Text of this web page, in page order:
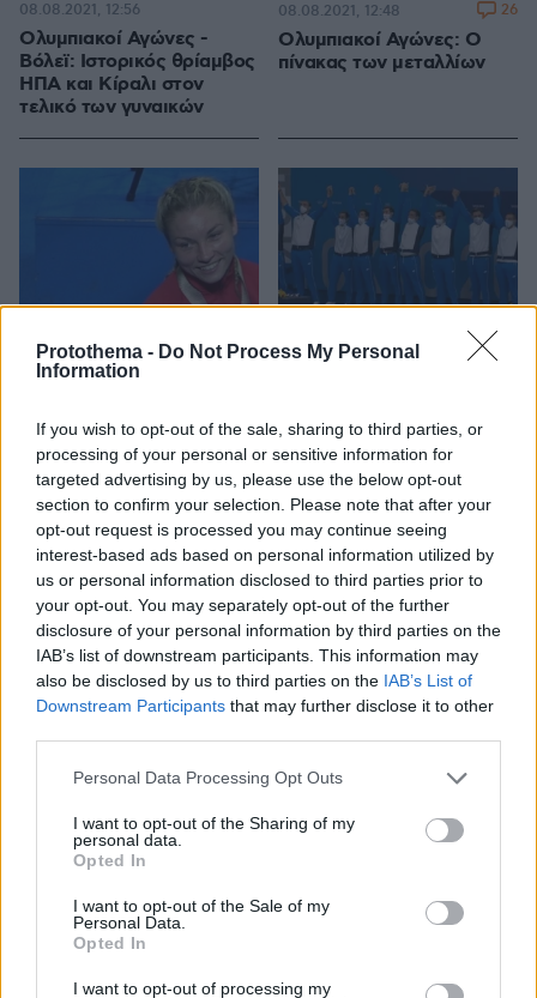
Protothema - Do Not Process My Personal
Information
If you wish to opt-out of the sale, sharing to third parties, or
processing of your personal or sensitive information for
targeted advertising by us, please use the below opt-out
section to confirm your selection. Please note that after your
opt-out request is processed you may continue seeing
interest-based ads based on personal information utilized by
us or personal information disclosed to third parties prior to
your opt-out. You may separately opt-out of the further
disclosure of your personal information by third parties on the
IAB’s list of downstream participants. This information may
also be disclosed by us to third parties on the IAB’s List of
Downstream Participants that may further disclose it to other
Please note that this website/app uses one or more Google
not limited to your visit or usage behaviour. You may click to
grant or deny consent to Google and its third-party tags to
use your data for below specified purposes in below Google
consent section.
Personal Data Processing Opt Outs
I want to opt-out of the Sharing of my
personal data.
Opted In
I want to opt-out of the Sale of my
Personal Data.
Opted In
I want to opt-out of processing my
Ολυμπιακοί Αγώνες -
Βόλεϊ: Ιστορικός θρίαμβος
ΗΠΑ και Κίραλι στον
τελικό των γυναικών
08.08.2021, 12:56
Ολυμπιακοί Αγώνες: Ο
πίνακας των μεταλλίων
08.08.2021, 12:48 26
Ολυμπιακοί Αγώνες: Μια
οδηγός ταξί χρυσή
Ολυμπιονίκης στην
πυγμαχία!
08.08.2021, 12:44
Ολυμπιακοί Αγώνες: Η
απονομή του αργυρού
μεταλλίου στην Εθνική
ομάδα πόλο
08.08.2021, 12:30
Oλυμπιακοί Αγώνες: MVP
ο κορυφαίος Ντουράντ
08.08.2021, 12:28
μεγαλείο της: Οι παίκτες
της Ελλάδας συνεχάρησαν